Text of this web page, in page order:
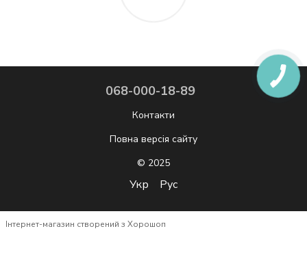
068-000-18-89
Контакти
Повна версія сайту
© 2025
Укр Рус
Інтернет-магазин створений з Хорошоп